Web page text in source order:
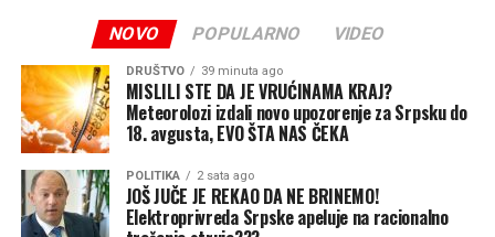
uvoz. Od ovih pravila izuzeto je samo nekoliko vrsta voća
– ananas, kokos, durian, banane i datule (hurme), koje se
mogu unijeti bez fitosanitarnog certifikata.
Ako granične ili carinske službe pronađu voće koje ne
ispunjava propisane uslove, ono može biti oduzeto i
uništeno. Za neprijavljivanje robe koja podliježe
ograničenjima fizičkim osobama prijete novčane kazne
od 390 do čak 13.260 eura, zavisno od težine prekršaja.
NOVO POPULARNO VIDEO
DRUŠTVO 39 minuta ago
MISLILI STE DA JE VRUĆINAMA KRAJ?
Meteorolozi izdali novo upozorenje za Srpsku do
18. avgusta, EVO ŠTA NAS ČEKA
POLITIKA 2 sata ago
JOŠ JUČE JE REKAO DA NE BRINEMO!
Elektroprivreda Srpske apeluje na racionalno